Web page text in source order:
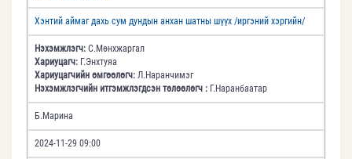
Хэнтий аймаг дахь сум дундын анхан шатны шүүх /иргэний хэргийн/
Нэхэмжлэгч: С.Мөнхжаргал
Хариуцагч: Г.Энхтуяа
Хариуцагчийн өмгөөлөгч: Л.Наранчимэг
Нэхэмжлэгчийн итгэмжлэгдсэн төлөөлөгч : Г.Наранбаатар
Б.Марина
2024-11-29 09:00